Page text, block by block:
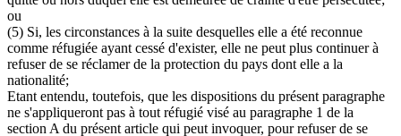
ou
(5) Si, les circonstances à la suite desquelles elle a été reconnue
comme réfugiée ayant cessé d'exister, elle ne peut plus continuer à
refuser de se réclamer de la protection du pays dont elle a la
nationalité;
Etant entendu, toutefois, que les dispositions du présent paragraphe
ne s'appliqueront pas à tout réfugié visé au paragraphe 1 de la
section A du présent article qui peut invoquer, pour refuser de se